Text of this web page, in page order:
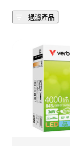
過濾產品
固態硬盤
外置 SSD
USB 隨身碟
集線器和適配器
手提電腦支架
藍牙追蹤器
同步和充電線
車用充電器
拖板/擴展插座
筒燈
LED 驅動器